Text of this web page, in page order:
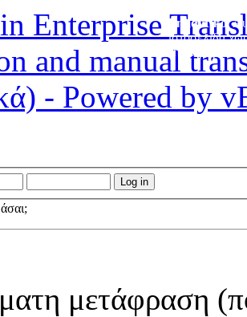
Σημαντικό :
ιστοσελίδα
τη χρήση του.
μετάφραση